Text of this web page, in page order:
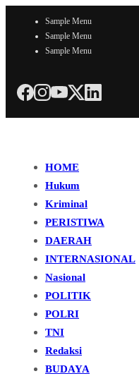
Sample Menu
Sample Menu
Sample Menu
HOME
Hukum
Kriminal
PERISTIWA
DAERAH
INTERNASIONAL
Nasional
POLITIK
POLRI
TNI
Redaksi
BUDAYA